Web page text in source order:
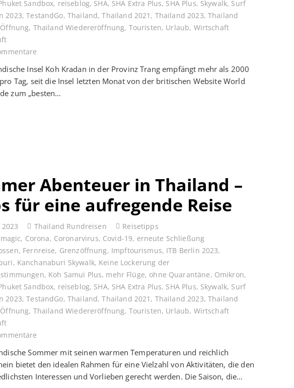
Sandbox, reiseblog, SHA, SHA Extra Plus, SHA Plus, Skywalk, Surf
2023,TestandGo, Thailand,Thailand 2021 , Thailand 2023, Thailand
, Thailand Wiedereröffnung, Touristen, Urlaub, Wirtschaft
Insel Koh Kradan in der Provinz Trang empfängt mehr als 2000
Tag, seit die Insel letzten Monat von der britischen Website World
zum „besten…
Abenteuer in Thailand –
für eine aufregende Reise
Thailand Rundreisen
Reisetipps
, Corona, Coronarvirus, Covid-19, erneute Schließung
, Fernreise, Grenzöffnung, Impftourismus, ITB Berlin 2023,
, Kanchanaburi Skywalk, Keine Lockerung der
, Koh Samui Plus, mehr Flüge, ohne Quarantäne, Omikron,
Sandbox, reiseblog, SHA, SHA Extra Plus, SHA Plus, Skywalk, Surf
2023,TestandGo, Thailand,Thailand 2021 , Thailand 2023, Thailand
, Thailand Wiedereröffnung, Touristen, Urlaub, Wirtschaft
Sommer mit seinen warmen Temperaturen und reichlich
bietet den idealen Rahmen für eine Vielzahl von Aktivitäten, die den
Interessen und Vorlieben gerecht werden. Die Saison, die…